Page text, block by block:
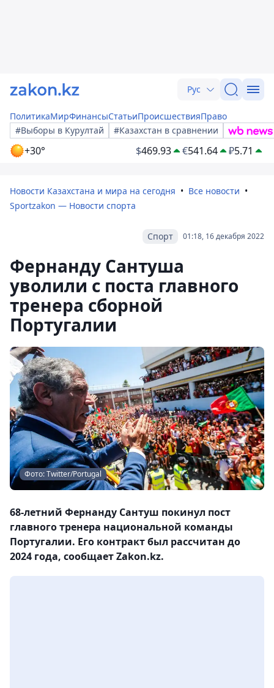
Рус
ПолитикаМирФинансыСтатьиПроисшествияПраво
#Выборы в Курултай
#Казахстан в сравнении
+30° $469.93 €541.64 ₽5.71
Новости Казахстана и мира на сегодня
Все новости
Sportzakon — Новости спорта
01:18, 16 декабря 2022
Спорт
Фернанду Сантуша
уволили с поста главного
тренера сборной
Португалии
Фото: Twitter/Portugal
68-летний Фернанду Сантуш покинул пост
главного тренера национальной команды
Португалии. Его контракт был рассчитан до
2024 года, сообщает Zakon.kz.